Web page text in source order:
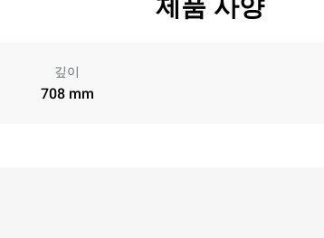
제품 사양
깊이
708 mm